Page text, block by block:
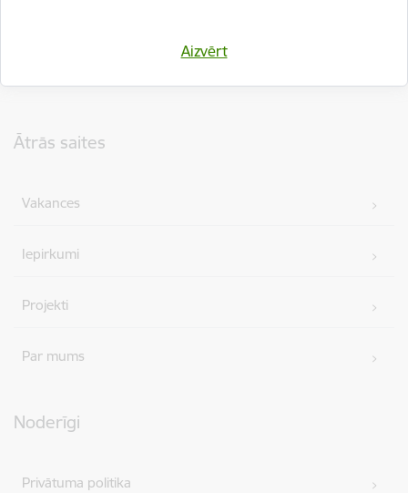
Aizvērt
Sniegt atsauksmi
Ātrās saites
Vakances
Iepirkumi
Projekti
Par mums
Noderīgi
Privātuma politika